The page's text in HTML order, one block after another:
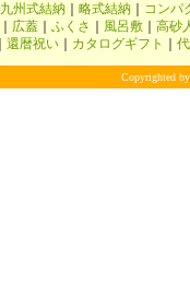
九州式結納 略式結納
コンパ
広蓋 ふくさ 風呂敷
高砂
還暦祝い カタログギフト
Copyrighted